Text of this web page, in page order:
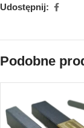
Udostępnij:
Podobne